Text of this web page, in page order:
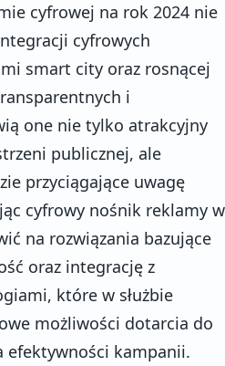
cyfrowej na rok 2024 nie
cyfrowych
smart city oraz rosnącej
i
one nie tylko atrakcyjny
publicznej, ale
przyciągające uwagę
cyfrowy nośnik reklamy w
na rozwiązania bazujące
oraz integrację z
które w służbie
możliwości dotarcia do
efektywności kampanii.